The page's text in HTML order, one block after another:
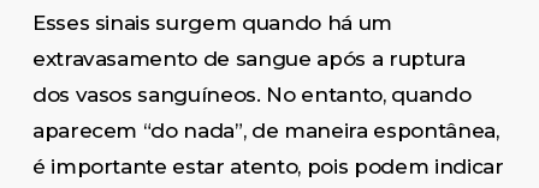
Esses sinais surgem quando há um
extravasamento de sangue após a ruptura
dos vasos sanguíneos. No entanto, quando
aparecem “do nada”, de maneira espontânea,
é importante estar atento, pois podem indicar